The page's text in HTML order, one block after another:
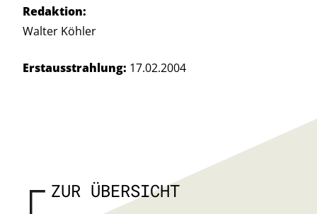
Redaktion:
Walter Köhler
Erstausstrahlung: 17.02.2004
ZUR ÜBERSICHT